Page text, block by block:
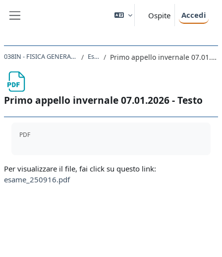
Ospite Accedi
038IN - FISICA GENERALE II 2025 Esami Primo appello invernale 07.01.2026 - Testo
Primo appello invernale 07.01.2026 - Testo
PDF
Per visualizzare il file, fai click su questo link:
esame_250916.pdf